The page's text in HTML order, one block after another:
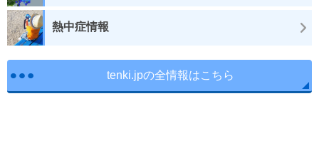
熱中症情報
tenki.jpの全情報はこちら